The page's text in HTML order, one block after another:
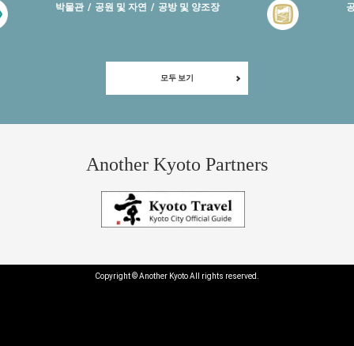
박물관 공원 및 자연 공방 및 양조장
모두 보기
Another Kyoto Partners
Copyright © Another Kyoto All rights reserved.